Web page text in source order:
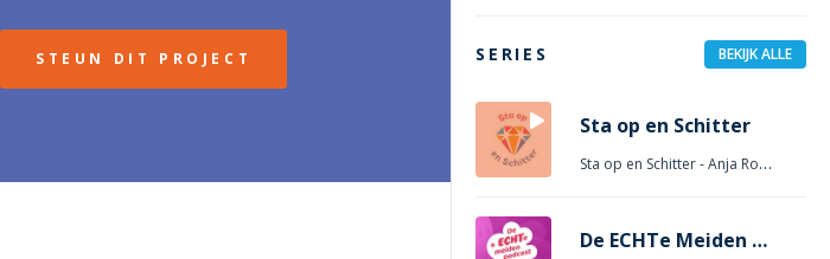
SERIES BEKIJK ALLE
Sta op en Schitter
Sta op en Schitter- Anja Roeygens
De ECHTe Meiden Podcast – Voor Opvoeders
het Evangelie te horen.
STEUN DIT PROJECT